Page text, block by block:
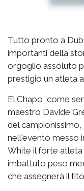
Tutto pronto a
importanti della
orgoglio assoluto
prestigio un atleta
El Chapo, come
maestro Davide
del
nell'evento messo
White il forte atleta
imbattuto peso
che assegnerà il